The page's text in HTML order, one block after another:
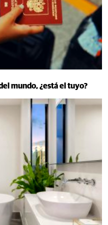
mundo, ¿está el tuyo?